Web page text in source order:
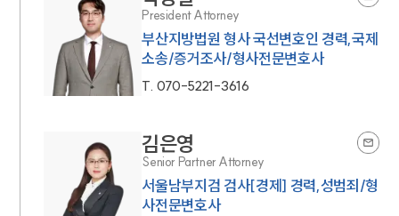
President Attorney
부산지방법원 형사 국선변호인 경력,국제
소송/증거조사/형사전문변호사
T. 070-5221-3616
김은영
Senior Partner Attorney
서울남부지검 검사[경제] 경력,성범죄/형
사전문변호사